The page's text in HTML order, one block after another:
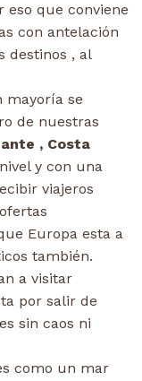
eso que conviene
con antelación
destinos , al
mayoría se
de nuestras
, Costa
y con una
viajeros
Europa esta a
también.
a visitar
por salir de
sin caos ni
como un mar